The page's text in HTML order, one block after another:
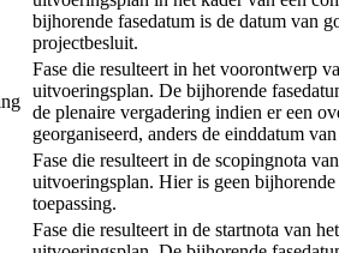
bijhorende fasedatum is de datum van
projectbesluit.
Fase die resulteert in het voorontwerp
uitvoeringsplan. De bijhorende
de plenaire vergadering indien er een
georganiseerd, anders de einddatum
Fase die resulteert in de scopingnota
uitvoeringsplan. Hier is geen bijhorende
toepassing.
Fase die resulteert in de startnota van